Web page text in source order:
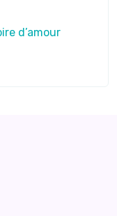
d’amour